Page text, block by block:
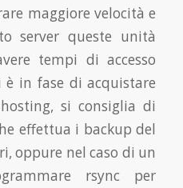
maggiore velocità e
server queste unità
tempi di accesso
in fase di acquistare
si consiglia di
effettua i backup del
oppure nel caso di un
rsync per